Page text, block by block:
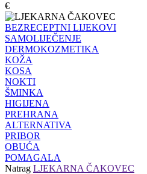
€
BEZRECEPTNI LIJEKOVI
SAMOLIJEČENJE
DERMOKOZMETIKA
KOŽA
KOSA
NOKTI
ŠMINKA
HIGIJENA
PREHRANA
ALTERNATIVA
PRIBOR
OBUĆA
POMAGALA
Natrag LJEKARNA ČAKOVEC